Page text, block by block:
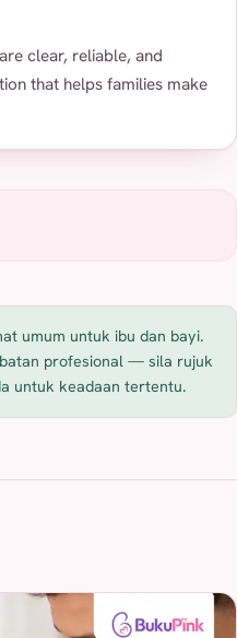
clear, reliable, and
that helps families make
umum untuk ibu dan bayi.
profesional — sila rujuk
untuk keadaan tertentu.